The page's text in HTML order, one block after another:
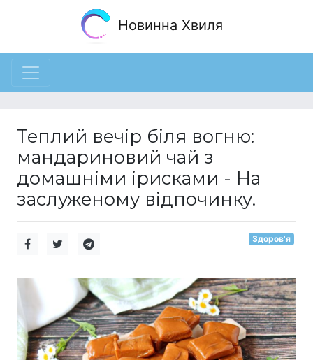
Новинна Хвиля
Теплий вечір біля вогню:
мандариновий чай з
домашніми ірисками - На
заслуженому відпочинку.
Здоров'я